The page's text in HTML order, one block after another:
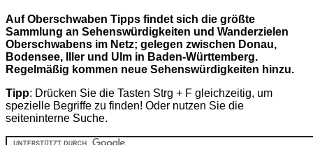
Auf Oberschwaben Tipps findet sich die größte
Sammlung an Sehenswürdigkeiten und Wanderzielen
Oberschwabens im Netz; gelegen zwischen Donau,
Bodensee, Iller und Ulm in Baden-Württemberg.
Regelmäßig kommen neue Sehenswürdigkeiten hinzu.
Tipp: Drücken Sie die Tasten Strg + F gleichzeitig, um
spezielle Begriffe zu finden! Oder nutzen Sie die
seiteninterne Suche.